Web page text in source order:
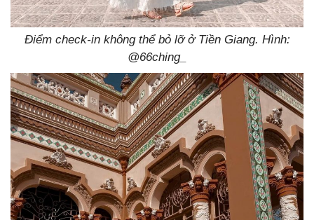
Điểm check-in không thể bỏ lỡ ở Tiền Giang. Hình:
@66ching_